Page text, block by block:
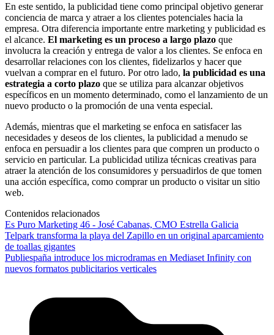
En este sentido, la publicidad tiene como principal objetivo generar
conciencia de marca y atraer a los clientes potenciales hacia la
empresa. Otra diferencia importante entre marketing y publicidad es
el alcance. El marketing es un proceso a largo plazo que
involucra la creación y entrega de valor a los clientes. Se enfoca en
desarrollar relaciones con los clientes, fidelizarlos y hacer que
vuelvan a comprar en el futuro. Por otro lado, la publicidad es una
estrategia a corto plazo que se utiliza para alcanzar objetivos
específicos en un momento determinado, como el lanzamiento de un
nuevo producto o la promoción de una venta especial.
Además, mientras que el marketing se enfoca en satisfacer las
necesidades y deseos de los clientes, la publicidad a menudo se
enfoca en persuadir a los clientes para que compren un producto o
servicio en particular. La publicidad utiliza técnicas creativas para
atraer la atención de los consumidores y persuadirlos de que tomen
una acción específica, como comprar un producto o visitar un sitio
web.
Contenidos relacionados
Es Puro Marketing 46 - José Cabanas, CMO Estrella Galicia
Telpark transforma la playa del Zapillo en un original aparcamiento
de toallas gigantes
Publiespaña introduce los microdramas en Mediaset Infinity con
nuevos formatos publicitarios verticales